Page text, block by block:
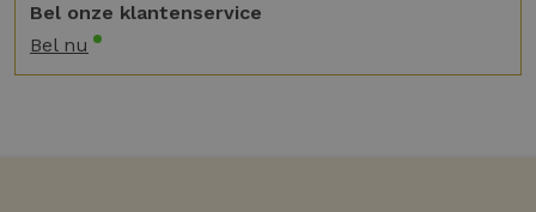
Bel onze klantenservice
Bel nu